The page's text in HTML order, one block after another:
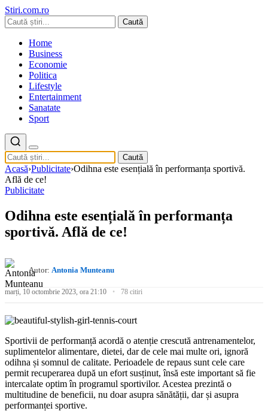
Stiri.com.ro
Caută
Home
Business
Economie
Politica
Lifestyle
Entertainment
Sanatate
Sport
Caută
Acasă›Publicitate›Odihna este esențială în performanța sportivă.
Află de ce!
Publicitate
Odihna este esențială în performanța
sportivă. Află de ce!
Autor: Antonia Munteanu
marți, 10 octombrie 2023, ora 21:10 78 citiri
Sportivii de performanță acordă o atenție crescută antrenamentelor,
suplimentelor alimentare, dietei, dar de cele mai multe ori, ignoră
odihna și somnul de calitate. Perioadele de repaus sunt cele care
permit recuperarea după un efort susținut, însă este important să fie
intercalate optim în programul sportivilor. Acestea prezintă o
multitudine de beneficii, nu doar asupra sănătății, dar și asupra
performanței sportive.